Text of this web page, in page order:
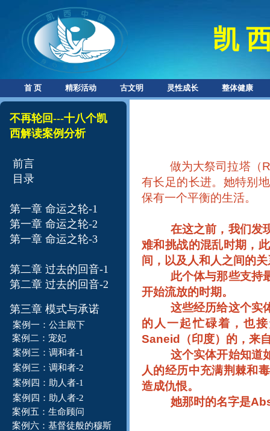
凯
首 页 精彩活动 古文明 灵性成长 整体健康
做为大祭司拉塔（
有长足的长进。她特别
保有一个平衡的生活。
在这之前，我们发
难和挑战的混乱时期，
间，以及人和人之间的
此个体与那些支持
开始流放的时期。
这些经历给这个实
的人一起忙碌着，也
Saneid
（印度）的，来
这个实体开始知道
人的经历中充满荆棘和
造成仇恨。
她那时的名字是
不再轮回---十八个凯
西解读案例分析​
前言
目录
第一章 命运之轮-1
第一章 命运之轮-2
第一章 命运之轮-3
第二章 过去的回音-1
第二章 过去的回音-2
第三章 模式与承诺
案例一： 公主殿下
案例二： 宠妃
案例三：调和者-1
案例三：调和者-2
案例四： 助人者-1
案例四： 助人者-2
案例五：生命 顾问
案例六： 基督徒般的穆斯